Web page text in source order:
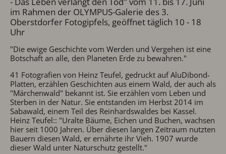
im Rahmen der OLYMPUS-Galerie des 3.
Oberstdorfer Fotogipfels, geöffnet täglich 10 - 18
Uhr
"Die ewige Geschichte vom Werden und Vergehen ist eine
Botschaft an alle, den Planeten Erde zu bewahren."
41 Fotografien von Heinz Teufel, gedruckt auf AluDibond-
Platten, erzählen Geschichten aus einem Wald, der auch als
"Märchenwald" bekannt ist. Sie erzählen vom Leben und
Sterben in der Natur. Sie entstanden im Herbst 2014 im
Sabawald, einem Teil des Reinhardswaldes bei Kassel.
Heinz Teufel:: "Uralte Bäume, Eichen und Buchen, wachsen
hier seit 1000 Jahren. Über diesen langen Zeitraum nutzten
Bauern diesen Wald, er ernährte ihr Vieh. 1907 wurde
dieser Wald unter Naturschutz gestellt."